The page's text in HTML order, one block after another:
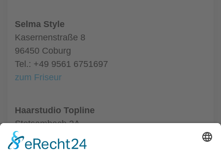
Selma Style
Kasernenstraße 8
96450 Coburg
Tel.: +49 9561 6751697
zum Friseur
Haarstudio Topline
Stetsambach 2A
96486 Coburg
Tel.: +49 9561 50463